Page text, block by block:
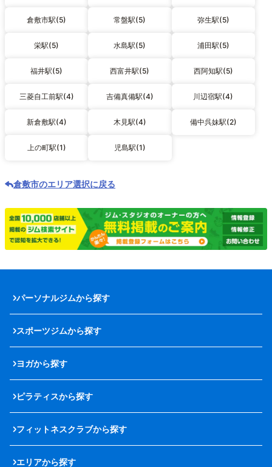
倉敷市駅(5) 常盤駅(5) 弥生駅(5)
栄駅(5) 水島駅(5) 浦田駅(5)
福井駅(5) 西富井駅(5) 西阿知駅(5)
三菱自工前駅(4) 吉備真備駅(4) 川辺宿駅(4)
新倉敷駅(4) 木見駅(4) 備中呉妹駅(2)
上の町駅(1) 児島駅(1)
倉敷市のエリア選択に戻る
パーソナルジムから探す
スポーツジムから探す
ヨガから探す
ピラティスから探す
フィットネスクラブから探す
エリアから探す